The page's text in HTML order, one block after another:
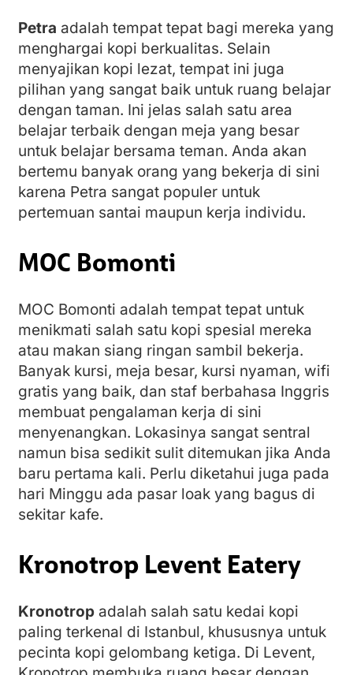
Petra adalah tempat tepat bagi mereka yang
menghargai kopi berkualitas. Selain
menyajikan kopi lezat, tempat ini juga
pilihan yang sangat baik untuk ruang belajar
dengan taman. Ini jelas salah satu area
belajar terbaik dengan meja yang besar
untuk belajar bersama teman. Anda akan
bertemu banyak orang yang bekerja di sini
karena Petra sangat populer untuk
pertemuan santai maupun kerja individu.
MOC Bomonti
MOC Bomonti adalah tempat tepat untuk
menikmati salah satu kopi spesial mereka
atau makan siang ringan sambil bekerja.
Banyak kursi, meja besar, kursi nyaman, wifi
gratis yang baik, dan staf berbahasa Inggris
membuat pengalaman kerja di sini
menyenangkan. Lokasinya sangat sentral
namun bisa sedikit sulit ditemukan jika Anda
baru pertama kali. Perlu diketahui juga pada
hari Minggu ada pasar loak yang bagus di
sekitar kafe.
Kronotrop Levent Eatery
Kronotrop adalah salah satu kedai kopi
paling terkenal di Istanbul, khususnya untuk
pecinta kopi gelombang ketiga. Di Levent,